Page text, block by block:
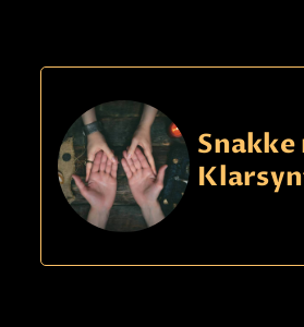
Snakke